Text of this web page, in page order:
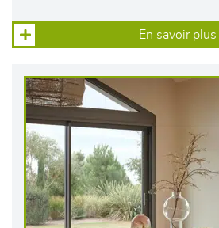
En savoir plus